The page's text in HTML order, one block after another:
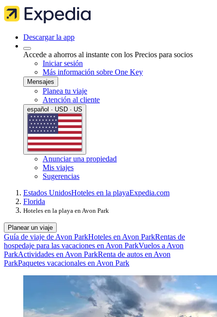
Descargar la app
Accede a ahorros al instante con los Precios para socios
Iniciar sesión
Más información sobre One Key
Mensajes
Planea tu viaje
Atención al cliente
español · USD · US
Anunciar una propiedad
Mis viajes
Sugerencias
Estados UnidosHoteles en la playaExpedia.com
Florida
Hoteles en la playa en Avon Park
Planear un viaje
Guía de viaje de Avon ParkHoteles en Avon ParkRentas de
hospedaje para las vacaciones en Avon ParkVuelos a Avon
ParkActividades en Avon ParkRenta de autos en Avon
ParkPaquetes vacacionales en Avon Park